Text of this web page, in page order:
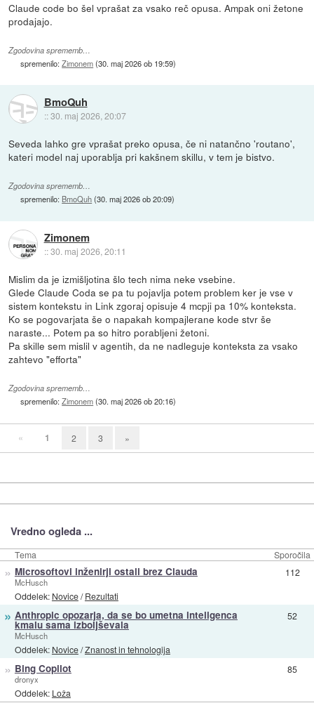
Claude code bo šel vprašat za vsako reč opusa. Ampak oni žetone
prodajajo.
Zgodovina sprememb…
spremenilo:Zimonem(30. maj 2026 ob 19:59)
BmoQuh
::30. maj 2026, 20:07
Seveda lahko gre vprašat preko opusa, če ni natančno 'routano',
kateri model naj uporablja pri kakšnem skillu, v tem je bistvo.
Zgodovina sprememb…
spremenilo: BmoQuh(30. maj 2026 ob 20:09)
Zimonem
::30. maj 2026, 20:11
Mislim da je izmišljotina šlo tech nima neke vsebine.
Glede Claude Coda se pa tu pojavlja potem problem ker je vse v
sistem kontekstu in Link zgoraj opisuje 4 mcpji pa 10% konteksta.
Ko se pogovarjata še o napakah kompajlerane kode stvr še
naraste... Potem pa so hitro porabljeni žetoni.
Pa skille sem mislil v agentih, da ne nadleguje konteksta za vsako
zahtevo "efforta"
Zgodovina sprememb…
spremenilo:Zimonem(30. maj 2026 ob 20:16)
« 1 2 3 »
Vredno ogleda ...
Tema Sporočila
» Microsoftovi inženirji ostali brez Clauda
McHusch
Oddelek: Novice/Rezultati
112
» Anthropic opozarja, da se bo umetna inteligenca
kmalu sama izboljševala
McHusch
Oddelek: Novice/Znanost in tehnologija
52
» Bing Copilot
dronyx
Oddelek: Loža
85